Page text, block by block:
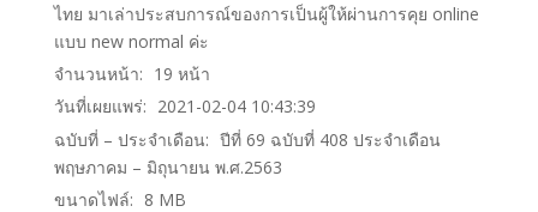
ไทย มาเล่าประสบการณ์ของการเป็นผู้ให้ผ่านการคุย online
แบบ new normal ค่ะ
จำนวนหน้า: 19 หน้า
วันที่เผยแพร่: 2021-02-04 10:43:39
ฉบับที่ – ประจำเดือน: ปีที่ 69 ฉบับที่ 408 ประจำเดือน
พฤษภาคม – มิถุนายน พ.ศ.2563
ขนาดไฟล์: 8 MB